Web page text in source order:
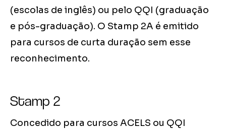
(escolas de inglês) ou pelo QQI (graduação
e pós-graduação). O Stamp 2A é emitido
para cursos de curta duração sem esse
reconhecimento.
Stamp 2
Concedido para cursos ACELS ou QQI